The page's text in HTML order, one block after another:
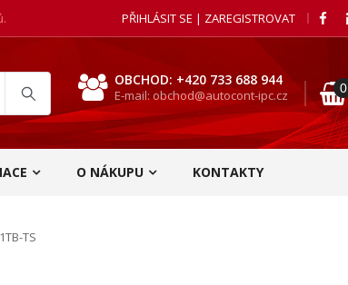
PŘIHLÁSIT SE | ZAREGISTROVAT
OBCHOD: +420 733 688 944
E-mail: obchod@autocont-ipc.cz 0
O NÁKUPU KONTAKTY
TS